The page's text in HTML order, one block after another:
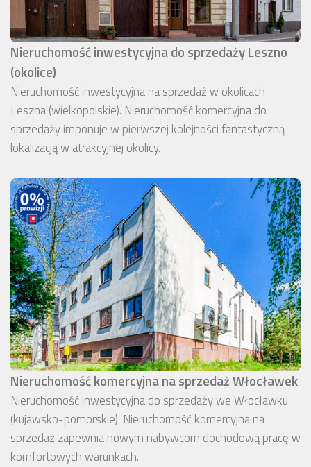
Nieruchomość inwestycyjna do sprzedaży Leszno
(okolice)
Nieruchomość inwestycyjna na sprzedaż w okolicach
Leszna (wielkopolskie). Nieruchomość komercyjna do
sprzedaży imponuje w pierwszej kolejności fantastyczną
lokalizacją w atrakcyjnej okolicy.
Nieruchomość komercyjna na sprzedaż Włocławek
Nieruchomość inwestycyjna do sprzedaży we Włocławku
(kujawsko-pomorskie). Nieruchomość komercyjna na
sprzedaż zapewnia nowym nabywcom dochodową pracę w
komfortowych warunkach.